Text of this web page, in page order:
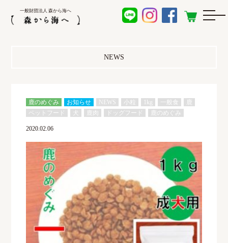
一般財団法人 森から海へ
NEWS
鹿のめぐみ お知らせ NEWS 小粒 1kg 一般食
鹿
ペットフード
犬 鹿肉 ドッグフード 鹿のめぐみ
2020.02.06